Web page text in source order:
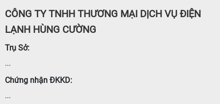
CÔNG TY TNHH THƯƠNG MẠI DỊCH VỤ ĐIỆN
LẠNH HÙNG CƯỜNG
Trụ Sở:
...
Chứng nhận ĐKKD:
...